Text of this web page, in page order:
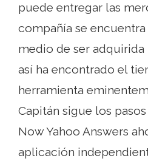
puede entregar las
compañía se
medio de ser adquirida
así ha encontrado el
herramienta
Capitán sigue los
Now Yahoo Answers
aplicación